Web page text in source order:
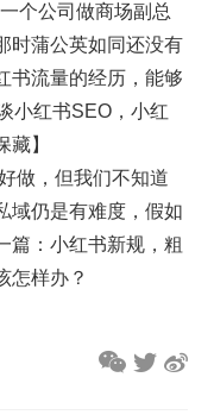
个公司做商场副总
时蒲公英如同还没有
书流量的经历，能够
小红书SEO，小红
】
做，但我们不知道
域仍是有难度，假如
篇：小红书新规，粗
怎样办？